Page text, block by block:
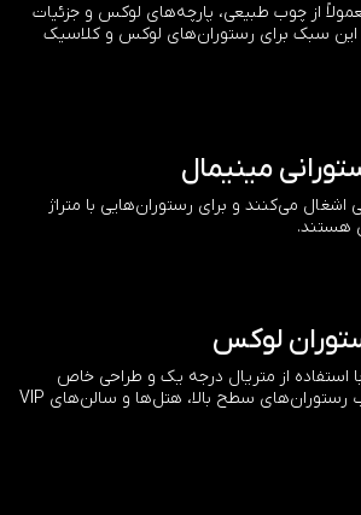
از چوب طبیعی، پارچه‌های لوکس و جزئیات
این سبک برای رستوران‌های لوکس و کلاسیک
مینیمال
می‌کنند و برای رستوران‌هایی با متراژ
هستند.
لوکس
استفاده از متریال درجه یک و طراحی خاص
تولید می‌شوند و مناسب رستوران‌های سطح بالا، هتل‌ها و سالن‌های VIP